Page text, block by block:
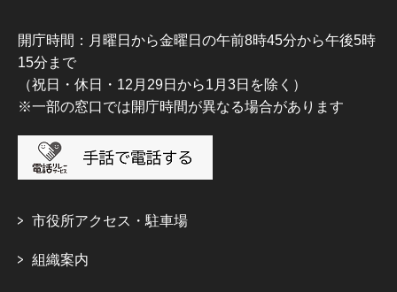
開庁時間：月曜日から金曜日の午前8時45分から午後5時
15分まで
（祝日・休日・12月29日から1月3日を除く）
※一部の窓口では開庁時間が異なる場合があります
市役所アクセス・駐車場
組織案内